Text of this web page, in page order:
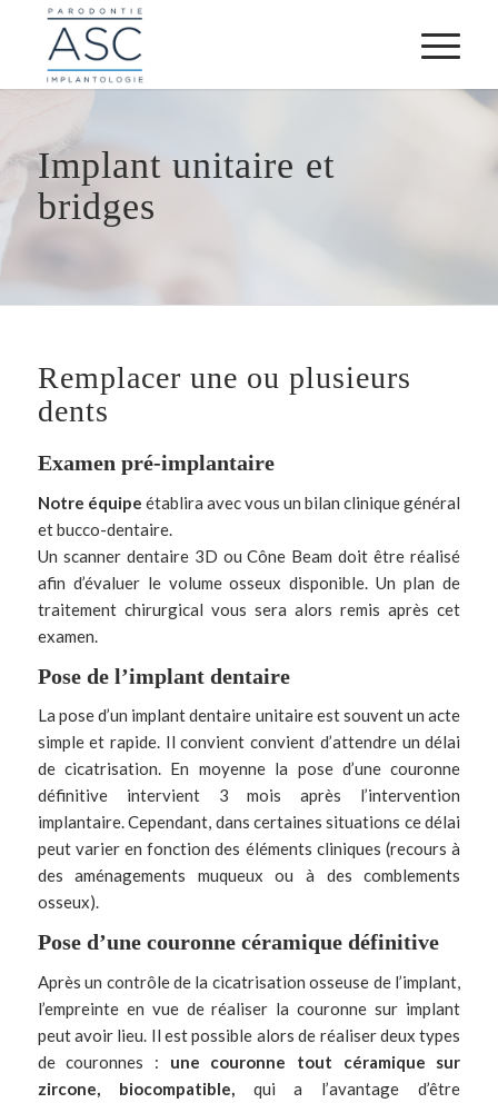
Implant unitaire et
bridges
Remplacer une ou plusieurs
dents
Examen pré-implantaire
Notre équipe établira avec vous un bilan clinique général
et bucco-dentaire.
Un scanner dentaire 3D ou Cône Beam doit être réalisé
afin d’évaluer le volume osseux disponible. Un plan de
traitement chirurgical vous sera alors remis après cet
examen.
Pose de l’implant dentaire
La pose d’un implant dentaire unitaire est souvent un acte
simple et rapide. Il convient convient d’attendre un délai
de cicatrisation. En moyenne la pose d’une couronne
définitive intervient 3 mois après l’intervention
implantaire. Cependant, dans certaines situations ce délai
peut varier en fonction des éléments cliniques (recours à
des aménagements muqueux ou à des comblements
osseux).
Pose d’une couronne céramique définitive
Après un contrôle de la cicatrisation osseuse de l’implant,
l’empreinte en vue de réaliser la couronne sur implant
peut avoir lieu. Il est possible alors de réaliser deux types
de couronnes : une couronne tout céramique sur
zircone, biocompatible, qui a l’avantage d’être